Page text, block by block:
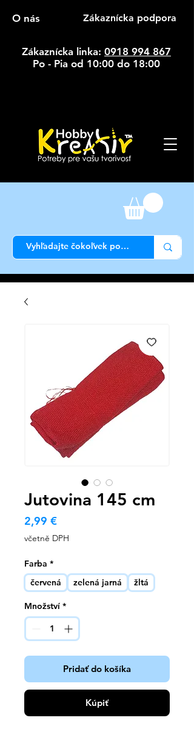
O nás Zákaznícka podpora
Zákaznícka linka: 0918 994 867
Po - Pia od 10:00 do 18:00
Jutovina 145 cm
2,99 €Cena
včetně DPH
Farba *
červená
zelená jarná žltá
Množství *
Pridať do košíka
Kúpiť